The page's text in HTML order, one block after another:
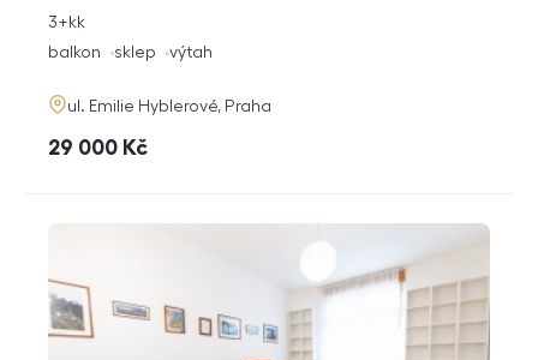
rozměry
3+kk
funkce
balkon sklep výtah
adresa
ul. Emilie Hyblerové, Praha
cena
29 000 Kč